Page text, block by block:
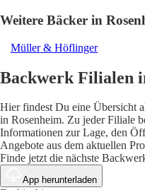
Weitere Bäcker in
Müller & Höflinger
Backwerk Filialen
Hier findest Du eine Übersicht
in Rosenheim. Zu jeder Filiale
Informationen zur Lage, den
Angebote aus dem aktuellen
Finde jetzt die nächste
App herunterladen